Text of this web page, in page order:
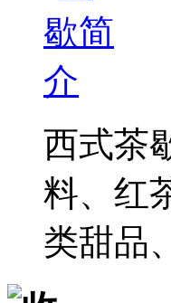
西式茶
料、红
类甜品